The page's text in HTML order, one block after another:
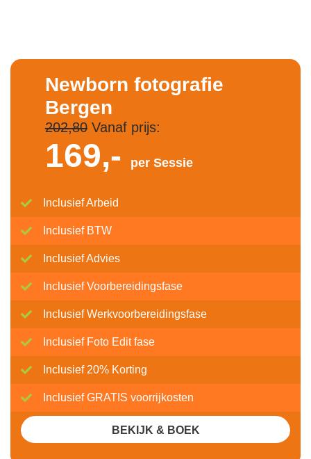
Newborn fotografie
Bergen
202,80Vanaf prijs:
169,- per Sessie
Inclusief Arbeid
Inclusief BTW
Inclusief Advies
Inclusief Voorbereidingsfase
Inclusief Werkvoorbereidingsfase
Inclusief Foto Edit fase
Inclusief 20% Korting
Inclusief GRATIS voorrijkosten
BEKIJK & BOEK